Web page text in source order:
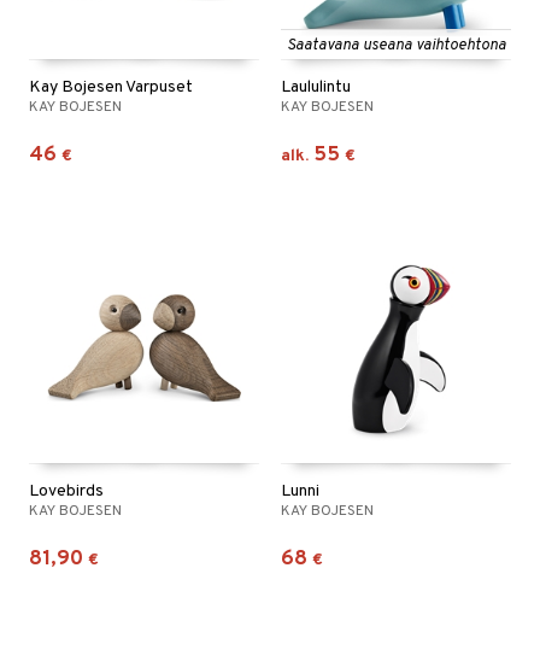
Kay Bojesen Varpuset
KAY BOJESEN
46 €
Saatavana useana vaihtoehtona
Laululintu
KAY BOJESEN
alk. 55 €
Lovebirds
KAY BOJESEN
81,90 €
Lunni
KAY BOJESEN
68 €